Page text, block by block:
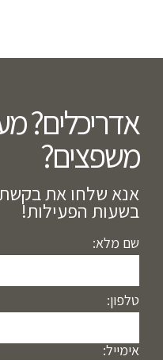
אדריכלים?
משפצים?​
אנא שלחו את
בשעות הפעילות!
שם מלא:
טלפון:
אימייל: